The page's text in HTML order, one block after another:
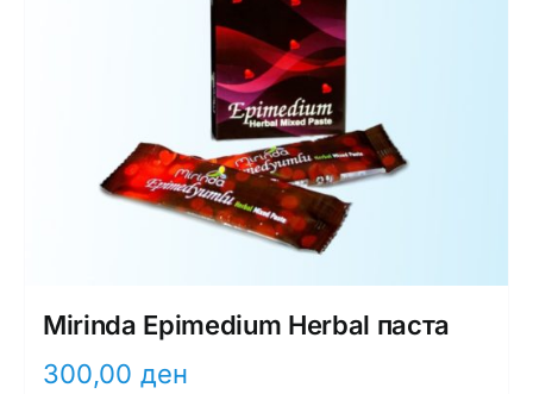
Mirinda Epimedium Herbal паста
300,00 ден